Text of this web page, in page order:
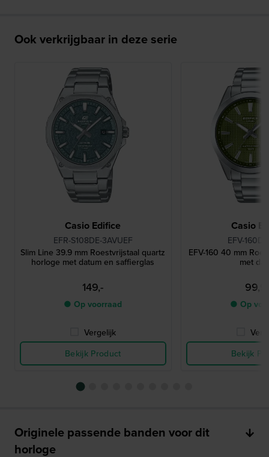
Ook verkrijgbaar in deze serie
Casio Edifice
EFR-S108DE-3AVUEF
Slim Line 39.9 mm Roestvrijstaal quartz
horloge met datum en saffierglas
149,-
● Op voorraad
Vergelijk
Bekijk Product
Casio
EFV-160D-
EFV-160 40 mm
met
● Op
Bekijk
Originele passende banden voor dit
horloge